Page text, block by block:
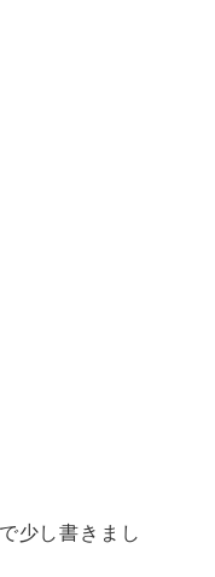
少し書きまし